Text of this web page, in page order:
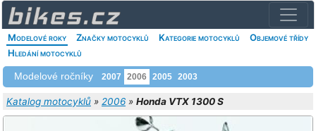
Modelové roky Značky motocyklů Kategorie motocyklů
Objemové třídy
Hledání motocyklů
Modelové ročníky 2007 2006 2005 2003
Katalog motocyklů » 2006 » Honda VTX 1300 S